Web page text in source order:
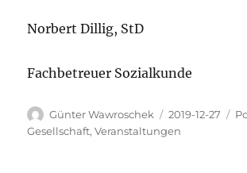
Norbert Dillig, StD
Fachbetreuer Sozialkunde
Autor
Günter Wawroschek
Veröffentlicht
am
2019-12-27
Gesellschaft,Veranstaltungen